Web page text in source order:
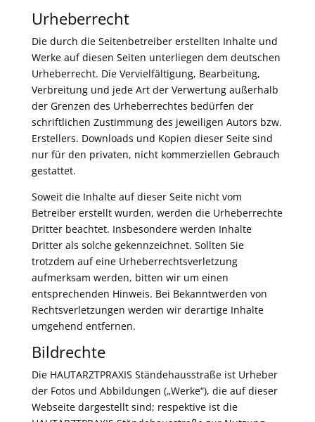
Urheberrecht
Die durch die Seitenbetreiber erstellten Inhalte und
Werke auf diesen Seiten unterliegen dem deutschen
Urheberrecht. Die Vervielfältigung, Bearbeitung,
Verbreitung und jede Art der Verwertung außerhalb
der Grenzen des Urheberrechtes bedürfen der
schriftlichen Zustimmung des jeweiligen Autors bzw.
Erstellers. Downloads und Kopien dieser Seite sind
nur für den privaten, nicht kommerziellen Gebrauch
gestattet.
Soweit die Inhalte auf dieser Seite nicht vom
Betreiber erstellt wurden, werden die Urheberrechte
Dritter beachtet. Insbesondere werden Inhalte
Dritter als solche gekennzeichnet. Sollten Sie
trotzdem auf eine Urheberrechtsverletzung
aufmerksam werden, bitten wir um einen
entsprechenden Hinweis. Bei Bekanntwerden von
Rechtsverletzungen werden wir derartige Inhalte
umgehend entfernen.
Bildrechte
Die HAUTARZTPRAXIS Ständehausstraße ist Urheber
der Fotos und Abbildungen („Werke“), die auf dieser
Webseite dargestellt sind; respektive ist die